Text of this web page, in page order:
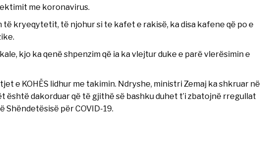
me koronavirus.
të kryeqytetit, të njohur si te kafet e rakisë, ka disa kafene që po e
kjo ka qenë shpenzim që ia ka vlejtur duke e parë vlerësimin e
e KOHËS lidhur me takimin. Ndryshe, ministri Zemaj ka shkruar në
është dakorduar që të gjithë së bashku duhet t’i zbatojnë rregullat
Shëndetësisë për COVID-19.